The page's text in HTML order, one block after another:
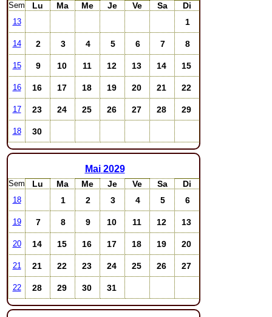
Sem Lu Ma Me Je Ve Sa Di
13 1
14 2 3 4 5 6 7 8
15 9 10 11 12 13 14 15
16 16 17 18 19 20 21 22
17 23 24 25 26 27 28 29
18 30
Mai 2029
Sem Lu Ma Me Je Ve Sa Di
18 1 2 3 4 5 6
19 7 8 9 10 11 12 13
20 14 15 16 17 18 19 20
21 21 22 23 24 25 26 27
22 28 29 30 31